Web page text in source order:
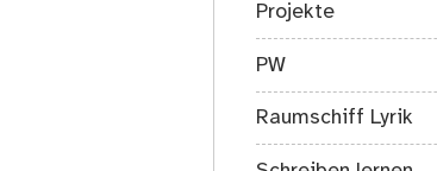
Projekte
PW
Raumschiff Lyrik